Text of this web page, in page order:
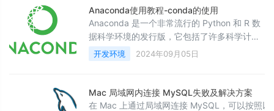
以下配置项来调整：文件路径：通常位于
/etc/nginx/nginx.conf 或
/etc/nginx/conf.d/default.conf
Anaconda使用教程-conda的使用
Anaconda 是一个非常流行的 Python 和 R 数
据科学环境的发行版，它包括了许多科学计算
和数据分析相关的库，如 NumPy、Pandas、
Matplotlib 等。Anaconda 还提供了一个名为
能够轻松地安装和管理软件包及依赖项。下面
是一个简单的 Anaconda 使用教程，涵盖了安
开发环境 2024年09月05日
Mac 局域网内连接 MySQL失败及解决方案
在 Mac 上通过局域网连接 MySQL，可以按照以